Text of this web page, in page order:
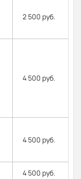
2 500 руб.
4 500 руб.
4 500 руб.
4 500 руб.